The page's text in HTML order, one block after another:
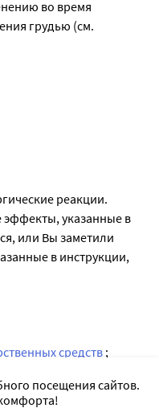
во время
грудью (см.
реакции.
эффекты, указанные в
или Вы заметили
в инструкции,
средств ;
классификация
посещения сайтов.